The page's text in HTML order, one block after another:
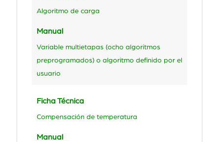
Algoritmo de carga
Manual
Variable multietapas (ocho algoritmos
preprogramados) o algoritmo definido por el
usuario
Ficha Técnica
Compensación de temperatura
Manual